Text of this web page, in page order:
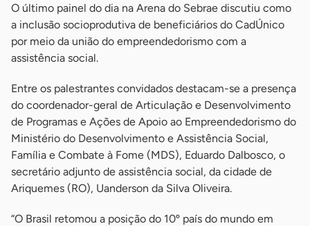
O último painel do dia na Arena do Sebrae discutiu como
a inclusão socioprodutiva de beneficiários do CadÚnico
por meio da união do empreendedorismo com a
assistência social.
Entre os palestrantes convidados destacam-se a presença
do coordenador-geral de Articulação e Desenvolvimento
de Programas e Ações de Apoio ao Empreendedorismo do
Ministério do Desenvolvimento e Assistência Social,
Família e Combate à Fome (MDS), Eduardo Dalbosco, o
secretário adjunto de assistência social, da cidade de
Ariquemes (RO), Uanderson da Silva Oliveira.
“O Brasil retomou a posição do 10º país do mundo em